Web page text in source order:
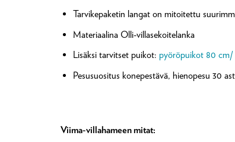
Tarvikepaketin langat on mitoitettu
Materiaalina Olli-villasekoitelanka
Lisäksi tarvitset puikot: pyöröpuikot 80 cm/
Pesusuositus konepestävä, hienopesu 30
Viima-villahameen mitat: